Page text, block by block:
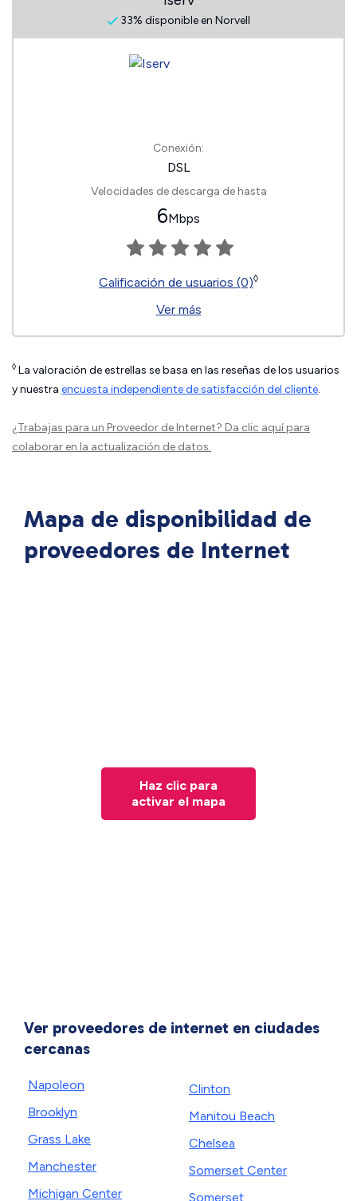
33% disponible en Norvell
Conexión:
DSL
Velocidades de descarga de hasta
6Mbps
Calificación de usuarios (0)◊
Ver más
◊ La valoración de estrellas se basa en las reseñas de los usuarios
y nuestra encuesta independiente de satisfacción del cliente.
¿Trabajas para un Proveedor de Internet? Da clic aquípara
colaborar en la actualización de datos.
Mapa de disponibilidad de
proveedores de Internet
Haz clic para
activar el mapa
Ver proveedores de internet en ciudades
cercanas
Napoleon
Brooklyn
Grass Lake
Manchester
Michigan Center
Clinton
Manitou Beach
Chelsea
Somerset Center
Somerset